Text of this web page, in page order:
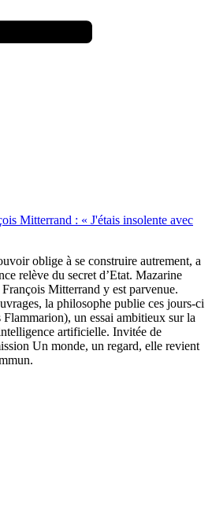
Mitterrand : « J'étais insolente avec
oblige à se construire autrement, a
relève du secret d’Etat. Mazarine
Mitterrand y est parvenue.
la philosophe publie ces jours-ci
un essai ambitieux sur la
artificielle. Invitée de
Un monde, un regard, elle revient